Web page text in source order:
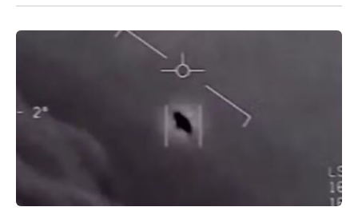
para a audiência de custódia.